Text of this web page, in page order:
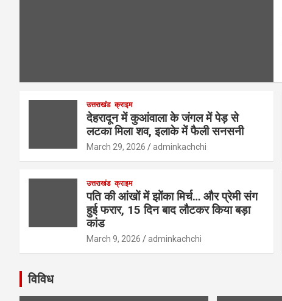
उत्तराखंड क्राइम
देहरादून में कुआंवाला के जंगल में पेड़ से
लटका मिला शव, इलाके में फैली सनसनी
March 29, 2026 adminkachchi
उत्तराखंड क्राइम
पति की आंखों में झोंका मिर्च… और प्रेमी संग
हुई फरार, 15 दिन बाद लौटकर किया बड़ा
कांड
March 9, 2026 adminkachchi
विविध